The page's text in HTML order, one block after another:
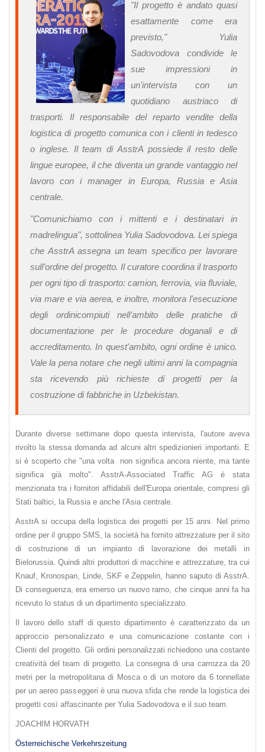
"Il progetto è andato quasi
esattamente come era
previsto," Yulia
Sadovodova condivide le
sue impressioni in
un'intervista con un
quotidiano austriaco di
trasporti. Il responsabile del reparto vendite della
logistica di progetto comunica con i clienti in tedesco
o inglese. Il team di AsstrA possiede il resto delle
lingue europee, il che diventa un grande vantaggio nel
lavoro con i manager in Europa, Russia e Asia
centrale.
"Comunichiamo con i mittenti e i destinatari in
madrelingua", sottolinea Yulia Sadovodova. Lei spiega
che AsstrA assegna un team specifico per lavorare
sull’ordine del progetto. Il curatore coordina il trasporto
per ogni tipo di trasporto: camion, ferrovia, via fluviale,
via mare e via aerea, e inoltre, monitora l'esecuzione
degli ordinicompiuti nell’ambito delle pratiche di
documentazione per le procedure doganali e di
accreditamento. In quest'ambito, ogni ordine è unico.
Vale la pena notare che negli ultimi anni la compagnia
sta ricevendo più richieste di progetti per la
costruzione di fabbriche in Uzbekistan.
Durante diverse settimane dopo questa intervista, l'autore aveva
rivolto la stessa domanda ad alcuni altri spedizionieri importanti. E
si è scoperto che "una volta non significa ancora niente, ma tante
significa già molto". AsstrA-Associated Traffic AG è stata
menzionata tra i fornitori affidabili dell'Europa orientale, compresi gli
Stati baltici, la Russia e anche l'Asia centrale.
AsstrA si occupa della logistica dei progetti per 15 anni. Nel primo
ordine per il gruppo SMS, la società ha fornito attrezzature per il sito
di costruzione di un impianto di lavorazione dei metalli in
Bielorussia. Quindi altri produttori di macchine e attrezzature, tra cui
Knauf, Kronospan, Linde, SKF e Zeppelin, hanno saputo di AsstrA.
Di conseguenza, era emerso un nuovo ramo, che cinque anni fa ha
ricevuto lo status di un dipartimento specializzato.
Il lavoro dello staff di questo dipartimento è caratterizzato da un
approccio personalizzato e una comunicazione costante con i
Clienti del progetto. Gli ordini personalizzati richiedono una costante
creatività del team di progetto. La consegna di una carrozza da 20
metri per la metropolitana di Mosca o di un motore da 6 tonnellate
per un aereo passeggeri è una nuova sfida che rende la logistica dei
progetti così affascinante per Yulia Sadovodova e il suo team.
JOACHIM HORVATH
Österreichische Verkehrszeitung